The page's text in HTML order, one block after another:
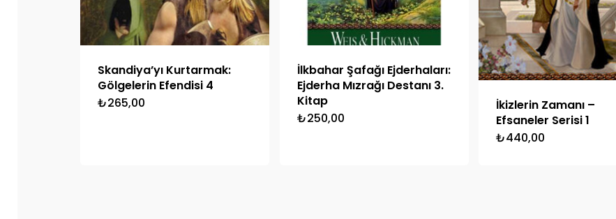
Skandiya’yı Kurtarmak:
Gölgelerin Efendisi 4
₺265,00
İlkbahar Şafağı Ejderhaları:
Ejderha Mızrağı Destanı 3.
Kitap
₺250,00
İkizlerin Zamanı –
Efsaneler Serisi 1
₺440,00